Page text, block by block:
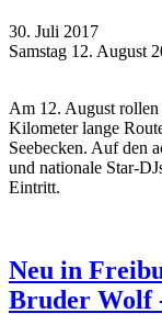
30. Juli 2017
Samstag 12. August
Am 12. August
Kilometer lange
Seebecken. Auf den
und nationale Star-
Eintritt.
Neu in
Bruder Wolf